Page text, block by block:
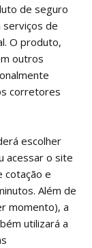
de seguro
de
O produto,
outros
corretores
escolher
acessar o site
cotação e
Além de
momento), a
utilizará a